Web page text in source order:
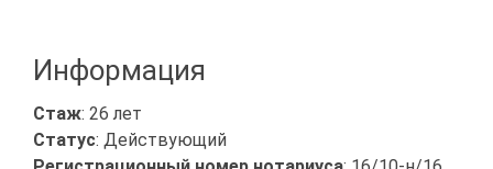
Информация
Стаж: 26 лет
Статус: Действующий